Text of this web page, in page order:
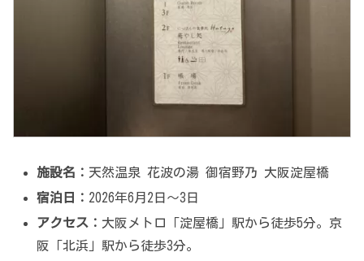
施設名： 天然温泉 花波の湯 御宿野乃 大阪淀屋橋
宿泊日： 2026年6月2日〜3日
アクセス： 大阪メトロ「淀屋橋」駅から徒歩5分。京
阪「北浜」駅から徒歩3分。